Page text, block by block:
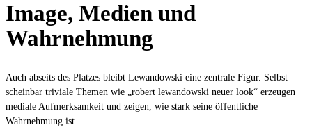
Image, Medien und
Wahrnehmung
Auch abseits des Platzes bleibt Lewandowski eine zentrale Figur. Selbst
scheinbar triviale Themen wie „robert lewandowski neuer look“ erzeugen
mediale Aufmerksamkeit und zeigen, wie stark seine öffentliche
Wahrnehmung ist.